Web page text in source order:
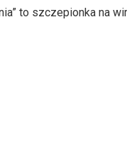
to szczepionka na